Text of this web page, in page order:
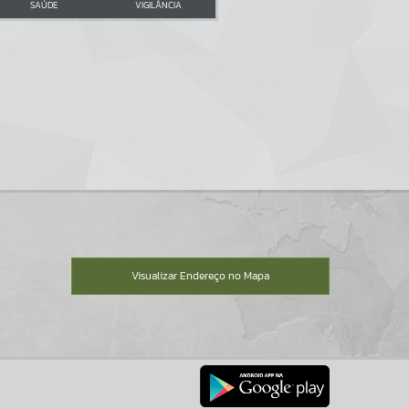
SAÚDE VIGILÂNCIA
Visualizar Endereço no Mapa